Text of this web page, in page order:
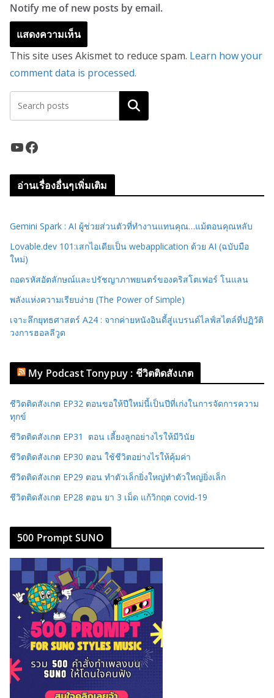
Notify me of new posts by email.
This site uses Akismet to reduce spam. Learn how your
comment data is processed.
ค้นหา
YouTube Facebook
อ่านเรื่องอื่นๆเพิ่มเติม
Gemini Spark : AI ผู้ช่วยส่วนตัวที่ทำงานแทนคุณ…แม้ตอนคุณหลับ
Lovable.dev 101:เสกไอเดียเป็น webapplication ด้วย AI (ฉบับมือ
ใหม่)
ถอดรหัสอัตลักษณ์และปรัชญาภาพยนตร์ของคริสโตเฟอร์ โนแลน
พลังแห่งความเรียบง่าย (The Power of Simple)
เจาะลึกยุทธศาสตร์ A24 : จากค่ายหนังอินดี้สู่แบรนด์ไลฟ์สไตล์ที่ปฏิวัติ
วงการฮอลลีวูด
My Podcast Tonypuy : ชีวิตติดสังเกต
ชีวิตติดสังเกต EP32 ตอนขอให้ปีใหม่นี้เป็นปีที่เก่งในการจัดการความ
ทุกข์
ชีวิตติดสังเกต EP31 ตอน เลี้ยงลูกอย่างไรให้มีวินัย
ชีวิตติดสังเกต EP30 ตอน ใช้ชีวิตอย่างไรให้คุ้มค่า
ชีวิตติดสังเกต EP29 ตอน ทำตัวเล็กยิ่งใหญ่ทำตัวใหญ่ยิ่งเล็ก
ชีวิตติดสังเกต EP28 ตอน ยา 3 เม็ด แก้วิกฤต covid-19
500 Prompt SUNO